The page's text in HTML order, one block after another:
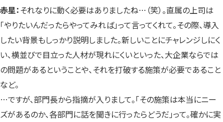
赤星： それなりに動く必要はありましたね…（笑）。直属の上司は
「やりたいんだったらやってみれば」って言ってくれて。その際、導入
したい背景もしっかり説明しました。新しいことにチャレンジしにく
い、横並びで目立った人材が現れにくいといった、大企業ならでは
の問題があるということや、それを打破する施策が必要であること
など。
…ですが、部門長から指摘が入りまして。「その施策は本当にニー
ズがあるのか、各部門に話を聞きに行ったらどうだ」って。確かに実